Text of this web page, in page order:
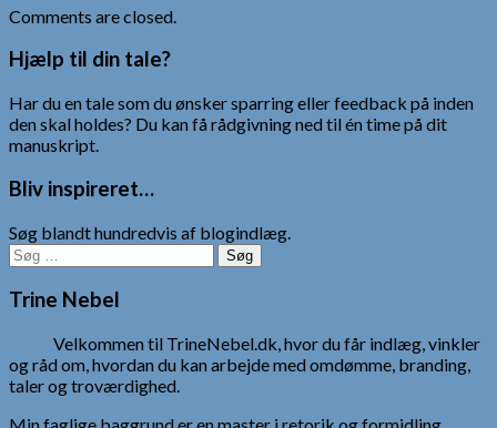
Comments are closed.
Hjælp til din tale?
Har du en tale som du ønsker sparring eller feedback på inden
den skal holdes? Du kan få rådgivning ned til én time på dit
manuskript.
Bliv inspireret…
Søg blandt hundredvis af blogindlæg.
Søg
efter:
Trine Nebel
Velkommen til TrineNebel.dk, hvor du får indlæg, vinkler
og råd om, hvordan du kan arbejde med omdømme, branding,
taler og troværdighed.